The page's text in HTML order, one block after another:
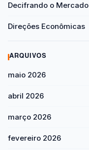
Decifrando o Mercado
Direções Econômicas
ARQUIVOS
maio 2026
abril 2026
março 2026
fevereiro 2026